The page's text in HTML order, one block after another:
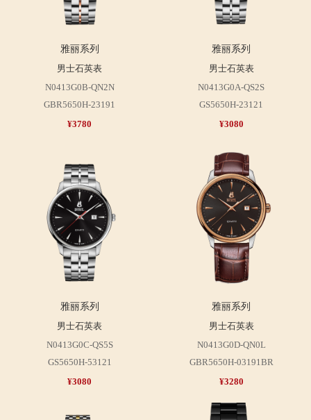
雅丽系列
男士石英表
N0413G0B-QN2N
GBR5650H-23191
¥3780
雅丽系列
男士石英表
N0413G0A-QS2S
GS5650H-23121
¥3080
雅丽系列
男士石英表
N0413G0C-QS5S
GS5650H-53121
¥3080
雅丽系列
男士石英表
N0413G0D-QN0L
GBR5650H-03191BR
¥3280